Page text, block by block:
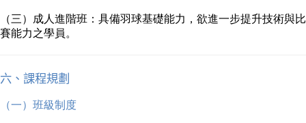
（三）成人進階班：具備羽球基礎能力，欲進一步提升技術與比
賽能力之學員。
六、課程規劃
（一）班級制度